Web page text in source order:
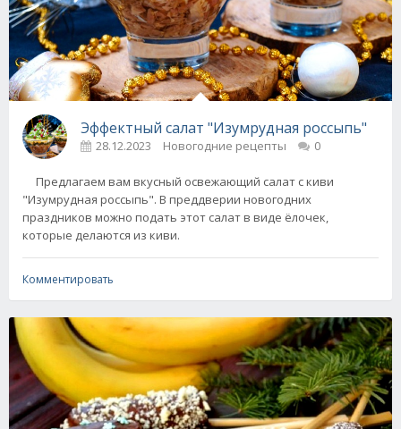
Эффектный салат "Изумрудная россыпь"
28.12.2023 Новогодние рецепты 0
Предлагаем вам вкусный освежающий салат с киви
"Изумрудная россыпь". В преддверии новогодних
праздников можно подать этот салат в виде ёлочек,
которые делаются из киви.
Комментировать